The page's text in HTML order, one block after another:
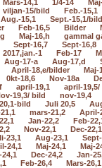
Mars-14,1 1/4-14
viljan-15/bild
Feb.-15,1
Aug.-15,1
Sept.-15,1/
Feb-16,5 Bilder
Maj-16,h
gammal
Sept-16,7
Sept-16,8
2017,jan.-1 Feb-17
Aug-17-a Aug-17,d
April-18,e/bilder
Maj-
0kt-18,6 Nov-18a
april-19,1
april-
19,3/ bild
nov-19,4
bild Juli 20,5
mars-21,2
April-
Jan-22,2
Feb-
Nov-22,1
Dec-22,1
23,1 Aug-23,1
24,1 Maj-24,1
Maj-
Dec-24,2
Jan-
Feb-26,4 Mars-26,1